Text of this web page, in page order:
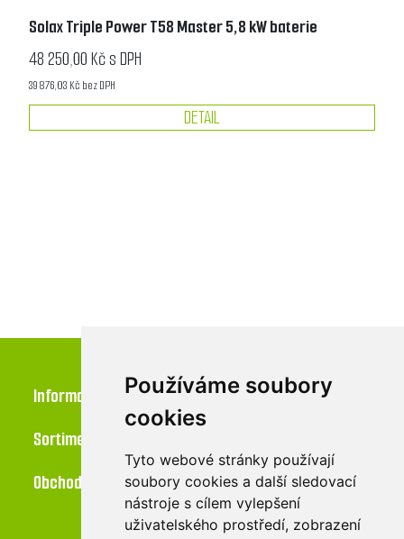
Používáme soubory
cookies
Tyto webové stránky používají
soubory cookies a další sledovací
nástroje s cílem vylepšení
uživatelského prostředí, zobrazení
Solax Triple Power T58 Master 5,8 kW baterie
48 250,00 Kč s DPH
39 876,03 Kč bez DPH
DETAIL
Informace
Sortiment
Obchod